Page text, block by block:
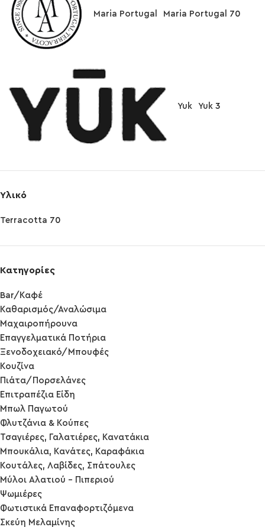
Maria Portugal Maria Portugal 70
Yuk Yuk 3
Υλικό
Terracotta 70
Κατηγορίες
Bar/Καφέ
Καθαρισμός/Αναλώσιμα
Μαχαιροπήρουνα
Επαγγελματικά Ποτήρια
Ξενοδοχειακό/Μπουφές
Κουζίνα
Πιάτα/Πορσελάνες
Επιτραπέζια Είδη
Μπωλ Παγωτού
Φλυτζάνια & Κούπες
Τσαγιέρες, Γαλατιέρες, Κανατάκια
Μπουκάλια, Κανάτες, Καραφάκια
Κουτάλες, Λαβίδες, Σπάτουλες
Μύλοι Αλατιού - Πιπεριού
Ψωμιέρες
Φωτιστικά Επαναφορτιζόμενα
Σκεύη Μελαμίνης